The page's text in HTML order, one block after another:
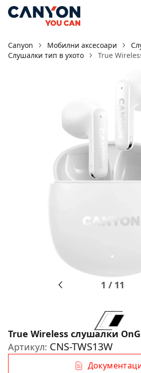
Canyon Мобилни аксесоари
Слушалки тип в ухото
True
1 / 11
True Wireless слушалки
Артикул: CNS-TWS13W